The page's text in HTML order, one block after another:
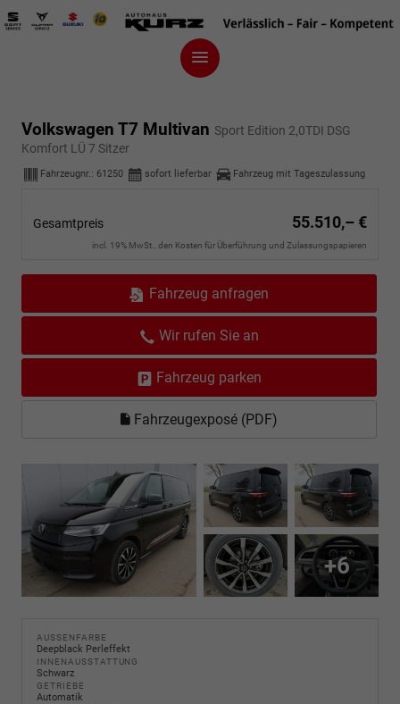
Volkswagen T7 Multivan Sport Edition 2,0TDI DSG
Komfort LÜ 7 Sitzer
Fahrzeugnr.: 61250 sofort lieferbar Fahrzeug mit Tageszulassung
Gesamtpreis 55.510,– €
incl. 19% MwSt., den Kosten für Überführung und Zulassungspapieren
Fahrzeug anfragen
Wir rufen Sie an
Fahrzeug parken
Fahrzeugexposé (PDF)
+6
AUSSENFARBE
Deepblack Perleffekt
INNENAUSSTATTUNG
Schwarz
GETRIEBE
Automatik